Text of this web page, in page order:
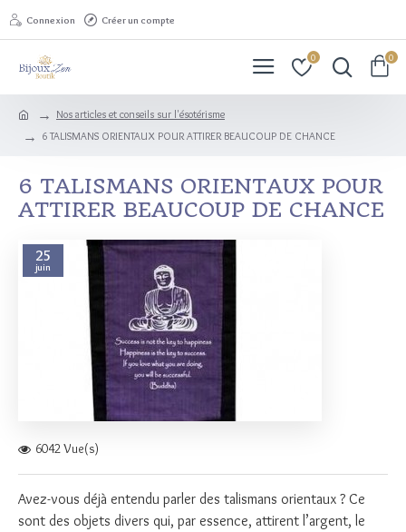
Connexion Créer un compte
0 0
Nos articles et conseils sur l'ésotérisme
6 TALISMANS ORIENTAUX POUR ATTIRER BEAUCOUP DE CHANCE
6 TALISMANS ORIENTAUX POUR
ATTIRER BEAUCOUP DE CHANCE
25
juin
6042 Vue(s)
Avez-vous déjà entendu parler des talismans orientaux ? Ce
sont des objets divers qui, par essence, attirent l’argent, le